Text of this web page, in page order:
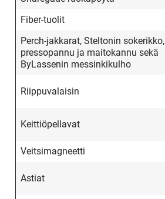
Fiber-tuolit
Perch-jakkarat, Steltonin sokerikko,
pressopannu ja maitokannu sekä
ByLassenin messinkikulho
Riippuvalaisin
Keittiöpellavat
Veitsimagneetti
Astiat